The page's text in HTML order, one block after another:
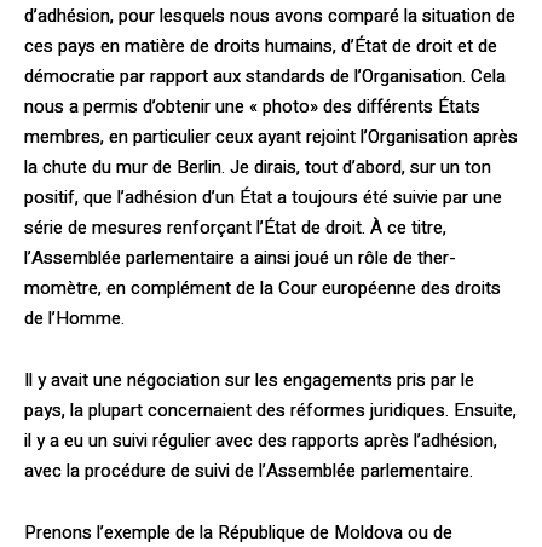
d’adhésion, pour lesquels nous avons comparé la situation de
ces pays en matière de droits humains, d’État de droit et de
démocratie par rapport aux standards de l’Organisation. Cela
nous a permis d’obtenir une « photo» des diffé­rents États
membres, en particulier ceux ayant rejoint l’Organisation après
la chute du mur de Berlin. Je dirais, tout d’abord, sur un ton
positif, que l’adhésion d’un État a toujours été suivie par une
série de mesures renfor­çant l’État de droit. À ce titre,
l’Assemblée parlementaire a ainsi joué un rôle de ther­
momètre, en complément de la Cour euro­péenne des droits
de l’Homme.
Il y avait une négociation sur les engage­ments pris par le
pays, la plupart concer­naient des réformes juridiques. Ensuite,
il y a eu un suivi régulier avec des rapports après l’adhésion,
avec la procédure de suivi de l’Assemblée parlementaire.
Prenons l’exemple de la République de Moldova ou de